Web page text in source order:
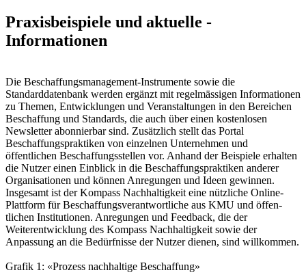
Praxisbeispiele und aktuelle ­
Informationen
Die Beschaffungsmanagement-Instrumente sowie die
Standarddatenbank werden ergänzt mit regelmässigen Informationen
zu Themen, Entwicklungen und Veranstaltungen in den Bereichen
Beschaffung und ­Standards, die auch über einen kostenlosen
Newsletter abonnierbar sind. Zusätzlich stellt das Portal
Beschaffungspraktiken von einzelnen Unternehmen und
öffentlichen Beschaffungsstellen vor. Anhand der Beispiele er­halten
die Nutzer einen Einblick in die Beschaffungspraktiken anderer
Organisationen und können Anregungen und Ideen gewinnen.
Insgesamt ist der Kompass Nachhaltigkeit eine nützliche Online-
Plattform für ­Beschaffungsverantwortliche aus KMU und öffen­
tlichen Institutionen. Anregungen und ­Feedback, die der
Weiterentwicklung des Kompass Nachhaltigkeit sowie der
Anpassung an die Bedürfnisse der Nutzer dienen, sind willkommen.
Grafik 1: «Prozess nachhaltige Beschaffung»